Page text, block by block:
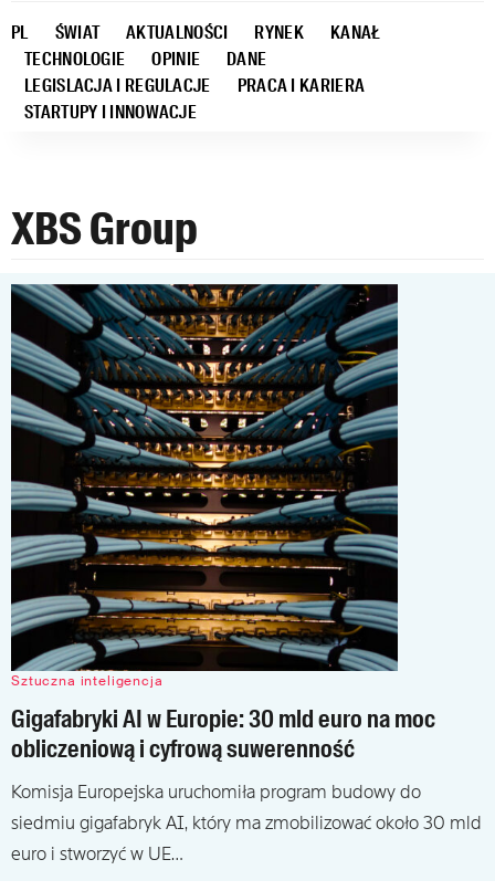
PL ŚWIAT AKTUALNOŚCI RYNEK
KANAŁ
TECHNOLOGIE
OPINIE
DANE
LEGISLACJA I REGULACJE
PRACA I KARIERA
STARTUPY I INNOWACJE
XBS Group
Sztuczna inteligencja
Gigafabryki AI w Europie: 30 mld euro na moc
obliczeniową i cyfrową suwerenność
Komisja Europejska uruchomiła program budowy do
siedmiu gigafabryk AI, który ma zmobilizować około 30 mld
euro i stworzyć w UE…